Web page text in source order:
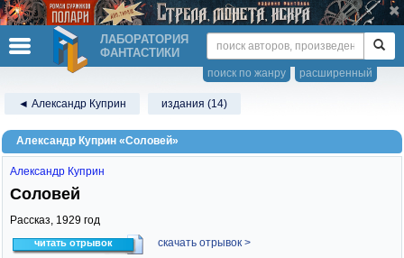
ЛАБОРАТОРИЯ
ФАНТАСТИКИ
расширенный
поиск по жанру
◄ Александр Куприн издания (14)
Александр Куприн «Соловей»
Александр Куприн
Соловей
Рассказ, 1929 год
читать отрывок скачать отрывок >